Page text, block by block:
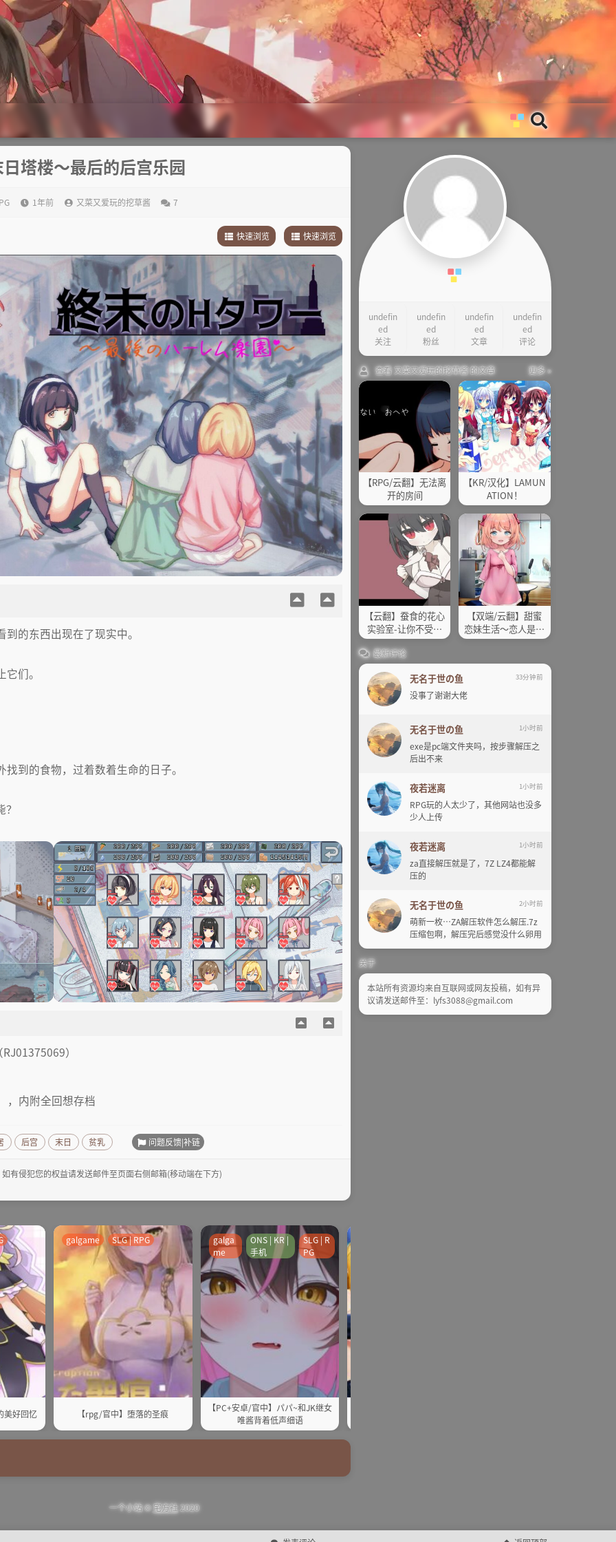
塔楼～最后的后宫乐园
1年前 又菜又爱玩的挖草酱 7
快速浏览
1.故事简介
其他
快速浏览
1.故事简介
其他
的东西出现在了现实中。
们。
到的食物，过着数着生命的日子。
）
，内附全回想存档
后宫 末日 贫乳 问题反馈|补链
有侵犯您的权益请发送邮件至页面右侧邮箱(移动端在下方)
美好回忆 【rpg/官中】堕落的圣痕
galgame SLG | RPG
【PC+安卓/官中】パパ~和JK继女
唯酱背着低声细语
galga
me
ONS | KR |
手机
SLG | R
PG
undefin
ed
关注
undefin
ed
粉丝
undefin
ed
文章
undefin
ed
评论
查看 又菜又爱玩的挖草酱 的文章 更多 »
【RPG/云翻】无法离
开的房间
【KR/汉化】LAMUN
ATION！
【云翻】蚕食的花心
实验室-让你不受伤
的十种方法
【双端/云翻】甜蜜
恋妹生活～恋人是哥
哥～
最新评论
无名于世の鱼 33分钟前
没事了谢谢大佬
无名于世の鱼 1小时前
exe是pc端文件夹吗，按步骤解压之
后出不来
夜若迷离 1小时前
RPG玩的人太少了，其他网站也没多
少人上传
夜若迷离 1小时前
za直接解压就是了，7Z LZ4都能解
压的
无名于世の鱼 2小时前
萌新一枚…ZA解压软件怎么解压.7z
压缩包啊，解压完后感觉没什么卵用
关于
本站所有资源均来自互联网或网友投稿，如有异
议请发送邮件至：lyfs3088@gmail.com
一个小站 © 宅方社2020